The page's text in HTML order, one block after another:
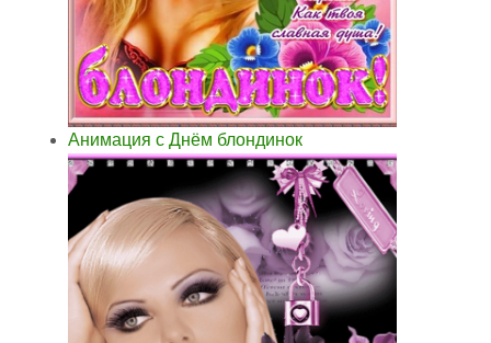
Анимация с Днём блондинок